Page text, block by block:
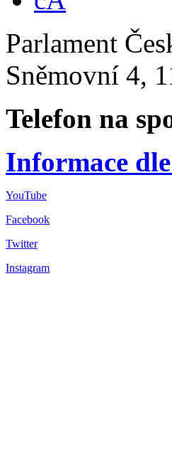
Parlament
Sněmovní 4,
Telefon na
Informace
YouTube
Facebook
Twitter
Instagram